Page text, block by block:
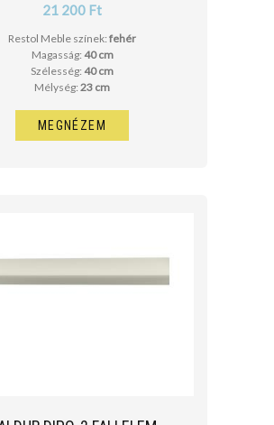
21 200 Ft
Restol Meble színek: fehér
Magasság: 40 cm
Szélesség: 40 cm
Mélység: 23 cm
MEGNÉZEM